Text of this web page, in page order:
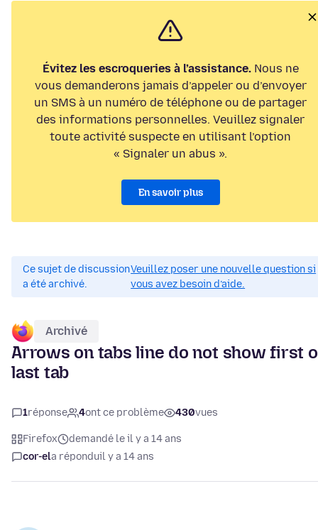
Évitez les escroqueries à l’assistance.Nous ne
vous demanderons jamais d’appeler ou d’envoyer
un SMS à un numéro de téléphone ou de partager
des informations personnelles. Veuillez signaler
toute activité suspecte en utilisant l’option
« Signaler un abus ».
En savoir plus
Ce sujet de discussion
a été archivé.
Veuillez poser une nouvelle question si
vous avez besoin d’aide.
Archivé
Arrows on tabs line do not show first
last tab
1réponse 4ont ce problème 430vues
Firefox
demandé le il y a 14 ans
cor-ela réponduil y a 14 ans